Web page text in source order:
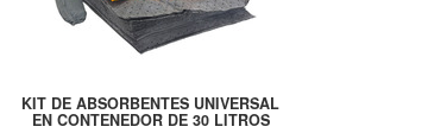
KIT DE ABSORBENTES UNIVERSAL
EN CONTENEDOR DE 30 LITROS